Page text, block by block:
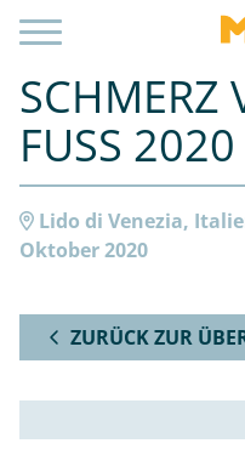
SCHMERZ
FUSS 2020
Lido di Venezia,
Oktober 2020
ZURÜCK ZUR